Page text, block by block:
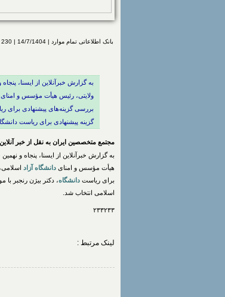
بانک اطلاعاتی تمام موارد | 14/7/1404 | 230 بار مشاهده | درج شده توسط
به گزارش خبرآنلاین از ایسنا،
ولایتی، رئیس هیأت مؤسس و
بررسی گزینه‌های پیشنهادی برای
گزینه پیشنهادی برای ریاست
مجتمع متخصصین ایران به نقل از خبر
به گزارش خبرآنلاین از ایسنا، پنجاه و
هیأت مؤسس و امنای دانشگاه آزاد
برای ریاست دانشگاه، دکتر بیژن رنجبر
اسلامی انتخاب شد.
۲۳۳۲۳۳
لینک مرتبط :